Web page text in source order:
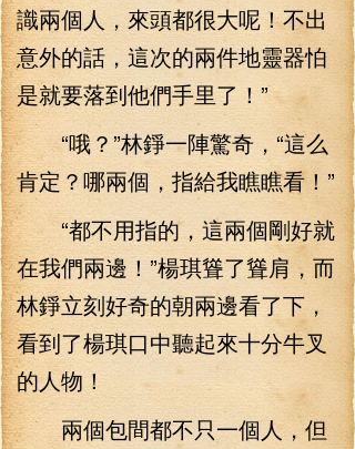
識兩個人，來頭都很大呢！不出
意外的話，這次的兩件地靈器怕
是就要落到他們手里了！”
“哦？”林錚一陣驚奇，“這么
肯定？哪兩個，指給我瞧瞧看！”
“都不用指的，這兩個剛好就
在我們兩邊！”楊琪聳了聳肩，而
林錚立刻好奇的朝兩邊看了下，
看到了楊琪口中聽起來十分牛叉
的人物！
兩個包間都不只一個人，但